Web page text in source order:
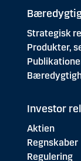
Strategisk
Produkter,
Investor
Aktien
Regnskaber
Regulering